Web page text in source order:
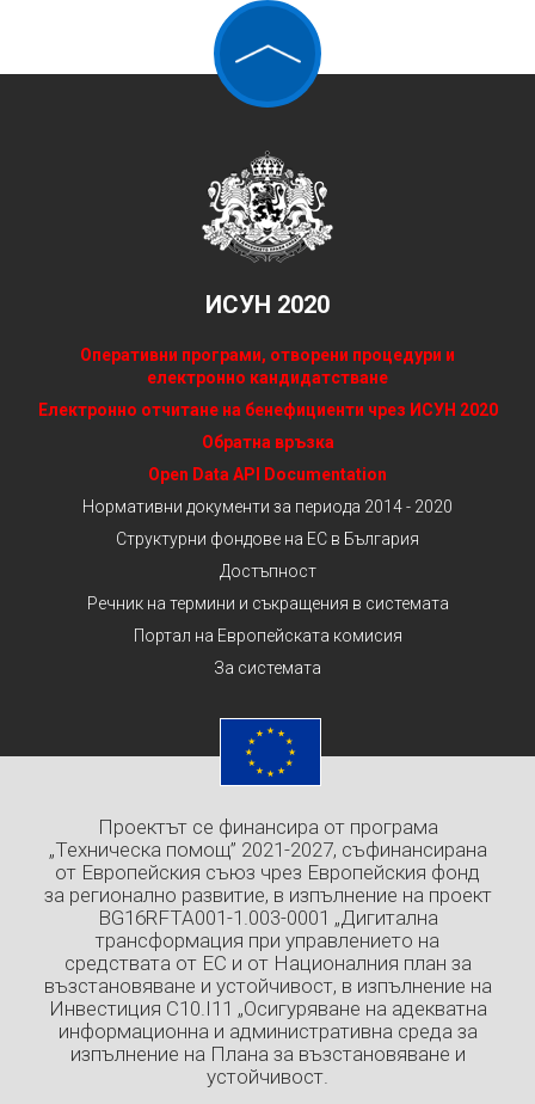
ИСУН 2020
Оперативни програми, отворени процедури и
електронно кандидатстване
Електронно отчитане на бенефициенти чрез ИСУН 2020
Обратна връзка
Open Data API Documentation
Нормативни документи за периода 2014 - 2020
Структурни фондове на ЕС в България
Достъпност
Речник на термини и съкращения в системата
Портал на Европейската комисия
За системата
Проектът се финансира от програма
„Техническа помощ” 2021-2027, съфинансирана
от Европейския съюз чрез Европейския фонд
за регионално развитие, в изпълнение на проект
BG16RFTA001-1.003-0001 „Дигитална
трансформация при управлението на
средствата от ЕС и от Националния план за
възстановяване и устойчивост, в изпълнение на
Инвестиция C10.I11 „Осигуряване на адекватна
информационна и административна среда за
изпълнение на Плана за възстановяване и
устойчивост.